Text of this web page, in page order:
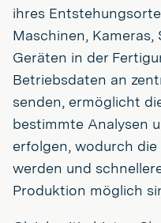
ihres
Maschinen,
Geräten in der
Betriebsdaten an
senden, ermöglicht
bestimmte Analysen
erfolgen, wodurch
werden und
Produktion möglich